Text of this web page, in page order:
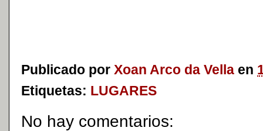
Publicado por Xoan Arco da Vella en
Etiquetas: LUGARES
No hay comentarios: